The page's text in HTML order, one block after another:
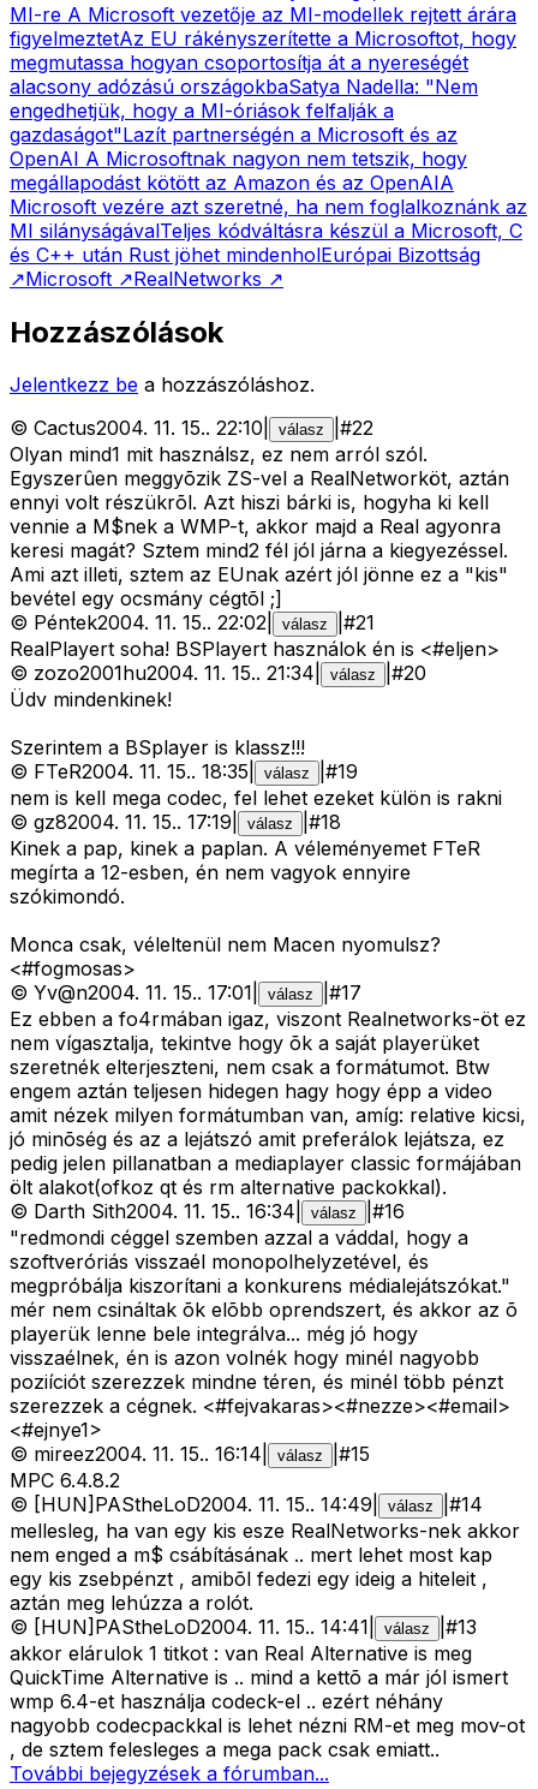
MI-re A Microsoft vezetője az MI-modellek rejtett árára
figyelmeztetAz EU rákényszerítette a Microsoftot, hogy
megmutassa hogyan csoportosítja át a nyereségét
alacsony adózású országokbaSatya Nadella: "Nem
engedhetjük, hogy a MI-óriások felfalják a
gazdaságot"Lazít partnerségén a Microsoft és az
OpenAI A Microsoftnak nagyon nem tetszik, hogy
megállapodást kötött az Amazon és az OpenAIA
Microsoft vezére azt szeretné, ha nem foglalkoznánk az
MI silányságávalTeljes kódváltásra készül a Microsoft, C
és C++ után Rust jöhet mindenholEurópai Bizottság
↗Microsoft ↗RealNetworks ↗
Hozzászólások
Jelentkezz be a hozzászóláshoz.
© Cactus2004. 11. 15.. 22:10 válasz #22
Olyan mind1 mit használsz, ez nem arról szól.
Egyszerûen meggyõzik ZS-vel a RealNetworköt, aztán
ennyi volt részükrõl. Azt hiszi bárki is, hogyha ki kell
vennie a M$nek a WMP-t, akkor majd a Real agyonra
keresi magát? Sztem mind2 fél jól járna a kiegyezéssel.
Ami azt illeti, sztem az EUnak azért jól jönne ez a "kis"
bevétel egy ocsmány cégtõl ;]
© Péntek2004. 11. 15.. 22:02 válasz #21
RealPlayert soha! BSPlayert használok én is <#eljen>
© zozo2001hu2004. 11. 15.. 21:34 válasz #20
Üdv mindenkinek!
Szerintem a BSplayer is klassz!!!
© FTeR2004. 11. 15.. 18:35 válasz #19
nem is kell mega codec, fel lehet ezeket külön is rakni
© gz82004. 11. 15.. 17:19 válasz #18
Kinek a pap, kinek a paplan. A véleményemet FTeR
megírta a 12-esben, én nem vagyok ennyire
szókimondó.
Monca csak, véleltenül nem Macen nyomulsz?
<#fogmosas>
© Yv@n2004. 11. 15.. 17:01 válasz #17
Ez ebben a fo4rmában igaz, viszont Realnetworks-öt ez
nem vígasztalja, tekintve hogy õk a saját playerüket
szeretnék elterjeszteni, nem csak a formátumot. Btw
engem aztán teljesen hidegen hagy hogy épp a video
amit nézek milyen formátumban van, amíg: relative kicsi,
jó minõség és az a lejátszó amit preferálok lejátsza, ez
pedig jelen pillanatban a mediaplayer classic formájában
ölt alakot(ofkoz qt és rm alternative packokkal).
© Darth Sith2004. 11. 15.. 16:34 válasz #16
"redmondi céggel szemben azzal a váddal, hogy a
szoftveróriás visszaél monopolhelyzetével, és
megpróbálja kiszorítani a konkurens médialejátszókat."
mér nem csináltak õk elõbb oprendszert, és akkor az õ
playerük lenne bele integrálva... még jó hogy
visszaélnek, én is azon volnék hogy minél nagyobb
poziíciót szerezzek mindne téren, és minél több pénzt
szerezzek a cégnek. <#fejvakaras><#nezze><#email>
<#ejnye1>
© mireez2004. 11. 15.. 16:14 válasz #15
MPC 6.4.8.2
© [HUN]PAStheLoD2004. 11. 15.. 14:49 válasz #14
mellesleg, ha van egy kis esze RealNetworks-nek akkor
nem enged a m$ csábításának .. mert lehet most kap
egy kis zsebpénzt , amibõl fedezi egy ideig a hiteleit ,
aztán meg lehúzza a rolót.
© [HUN]PAStheLoD2004. 11. 15.. 14:41 válasz #13
akkor elárulok 1 titkot : van Real Alternative is meg
QuickTime Alternative is .. mind a kettõ a már jól ismert
wmp 6.4-et használja codeck-el .. ezért néhány
nagyobb codecpackkal is lehet nézni RM-et meg mov-ot
, de sztem felesleges a mega pack csak emiatt..
További bejegyzések a fórumban...